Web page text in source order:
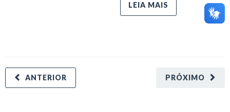
LEIA MAIS
PRÓXIMO
ANTERIOR